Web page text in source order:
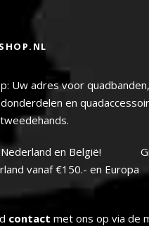
Uw adres voor quadbanden,
en
Nederland en België!
vanaf €150.- en Europa
contact met ons op via de